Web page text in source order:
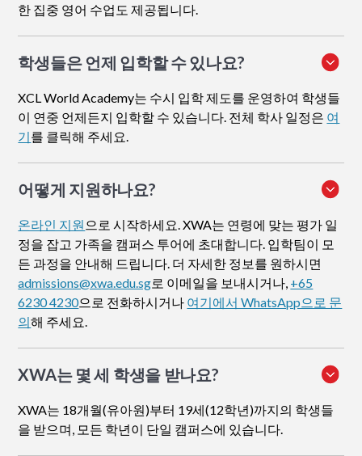
한 집중 영어 수업도 제공됩니다.
학생들은 언제 입학할 수 있나요?
XCL World Academy는 수시 입학 제도를 운영하여 학생들
이 연중 언제든지 입학할 수 있습니다. 전체 학사 일정은 여
기를 클릭해 주세요.
어떻게 지원하나요?
온라인 지원 으로 시작하세요. XWA는 연령에 맞는 평가 일
정을 잡고 가족을 캠퍼스 투어에 초대합니다. 입학팀이 모
든 과정을 안내해 드립니다. 더 자세한 정보를 원하시면
admissions@xwa.edu.sg로 이메일을 보내시거나, +65
6230 4230으로 전화하시거나 여기에서 WhatsApp으로 문
의해 주세요.
XWA는 몇 세 학생을 받나요?
XWA는 18개월(유아원)부터 19세(12학년)까지의 학생들
을 받으며, 모든 학년이 단일 캠퍼스에 있습니다.